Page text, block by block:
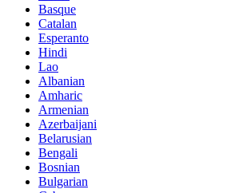
Basque
Catalan
Esperanto
Hindi
Lao
Albanian
Amharic
Armenian
Azerbaijani
Belarusian
Bengali
Bosnian
Bulgarian